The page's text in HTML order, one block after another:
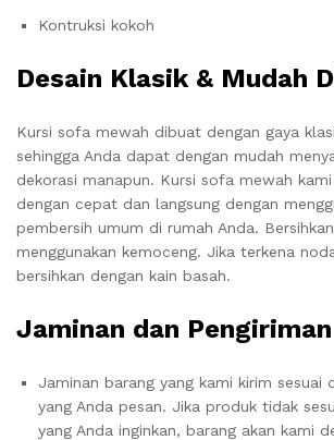
Kontruksi kokoh
Desain Klasik & Mudah
Kursi sofa mewah dibuat dengan gaya
sehingga Anda dapat dengan mudah
dekorasi manapun. Kursi sofa mewah
dengan cepat dan langsung dengan
pembersih umum di rumah Anda.
menggunakan kemoceng. Jika terkena
bersihkan dengan kain basah.
Jaminan dan Pengiriman
Jaminan barang yang kami kirim sesuai
yang Anda pesan. Jika produk tidak
yang Anda inginkan, barang akan kami